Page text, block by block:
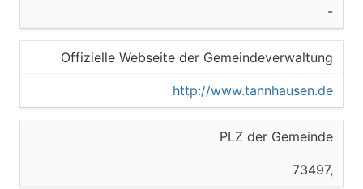
-
Offizielle Webseite der Gemeindeverwaltung
http://www.tannhausen.de
PLZ der Gemeinde
73497,